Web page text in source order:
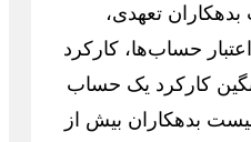
تعهدی،
حساب‌ها، کارکرد
کارکرد یک حساب
بدهکاران بیش از